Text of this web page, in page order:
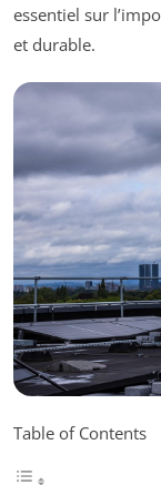
essentiel sur
et durable.
Table of Contents